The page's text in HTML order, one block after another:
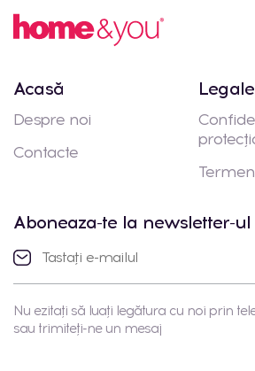
Acasă
Despre noi
Contacte
Legale
Aboneaza-te la newsletter-
Nu ezitați să luați legătura cu noi prin
sau trimiteți-ne un mesaj